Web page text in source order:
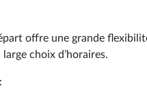
offre une grande
choix d’horaires.